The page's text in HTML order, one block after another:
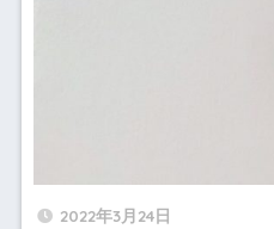
2022年3月24日